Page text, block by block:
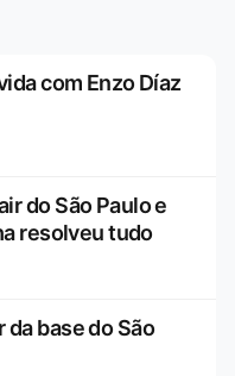
com Enzo Díaz
do São Paulo e
resolveu tudo
base do São